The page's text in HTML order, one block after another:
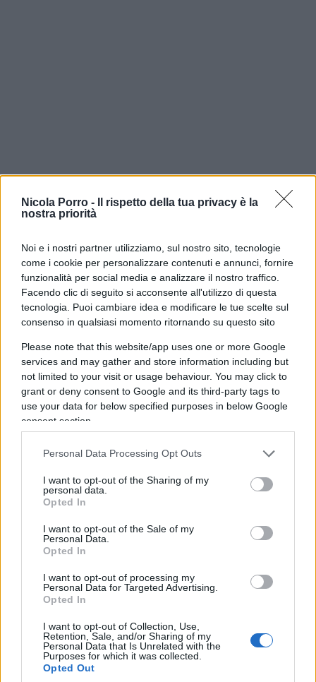
Nicola Porro -
Il rispetto della tua privacy è la
nostra priorità
Noi e i nostri partner utilizziamo, sul nostro sito, tecnologie
come i cookie per personalizzare contenuti e annunci, fornire
funzionalità per social media e analizzare il nostro traffico.
Facendo clic di seguito si acconsente all'utilizzo di questa
tecnologia. Puoi cambiare idea e modificare le tue scelte sul
consenso in qualsiasi momento ritornando su questo sito
Please note that this website/app uses one or more Google
services and may gather and store information including but
not limited to your visit or usage behaviour. You may click to
grant or deny consent to Google and its third-party tags to
use your data for below specified purposes in below Google
consent section.
Personal Data Processing Opt Outs
I want to opt-out of the Sharing of my
personal data.
Opted In
I want to opt-out of the Sale of my
Personal Data.
Opted In
I want to opt-out of processing my
Personal Data for Targeted Advertising.
Opted In
I want to opt-out of Collection, Use,
Retention, Sale, and/or Sharing of my
Personal Data that Is Unrelated with the
Purposes for which it was collected.
Opted Out
Lipsia, il mistero del drone
per gli aerei è serio
Lo scalo strategico per Dhl, Nato e Ucraina
finisce nel mirino. E basta un apparecchio da
poche migliaia di euro per mettere in ginocchio il
diMassimo Balsamo
6 Agosto 2026, 8:23
1.6k